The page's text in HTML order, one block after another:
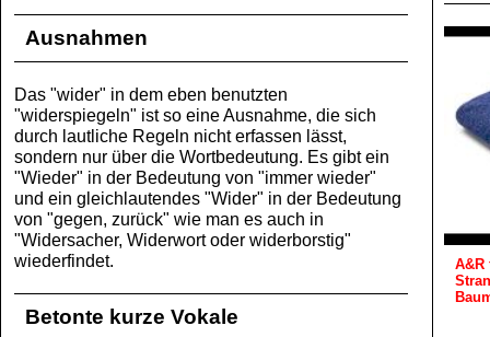
Ausnahmen
Das "wider" in dem eben benutzten
"widerspiegeln" ist so eine Ausnahme, die sich
durch lautliche Regeln nicht erfassen lässt,
sondern nur über die Wortbedeutung. Es gibt ein
"Wieder" in der Bedeutung von "immer wieder"
und ein gleichlautendes "Wider" in der Bedeutung
von "gegen, zurück" wie man es auch in
"Widersacher, Widerwort oder widerborstig"
wiederfindet.
Betonte kurze Vokale
A&R